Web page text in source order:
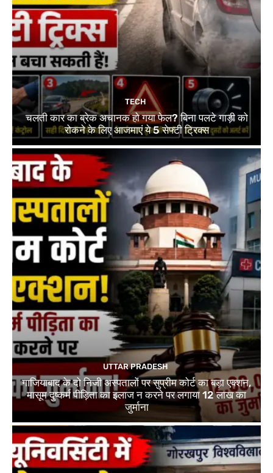
TECH
चलती कार का ब्रेक अचानक हो गया फेल? बिना पलटे गाड़ी को
रोकने के लिए आजमाएं ये 5 सेफ्टी ट्रिक्स
UTTAR PRADESH
गाजियाबाद के दो निजी अस्पतालों पर सुप्रीम कोर्ट का बड़ा एक्शन,
मासूम दुष्कर्म पीड़िता का इलाज न करने पर लगाया 12 लाख का
जुर्माना